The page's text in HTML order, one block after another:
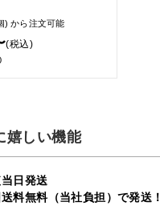
)から注文可能
(税込)
嬉しい機能
日発送
料無料（当社負担）で発送！